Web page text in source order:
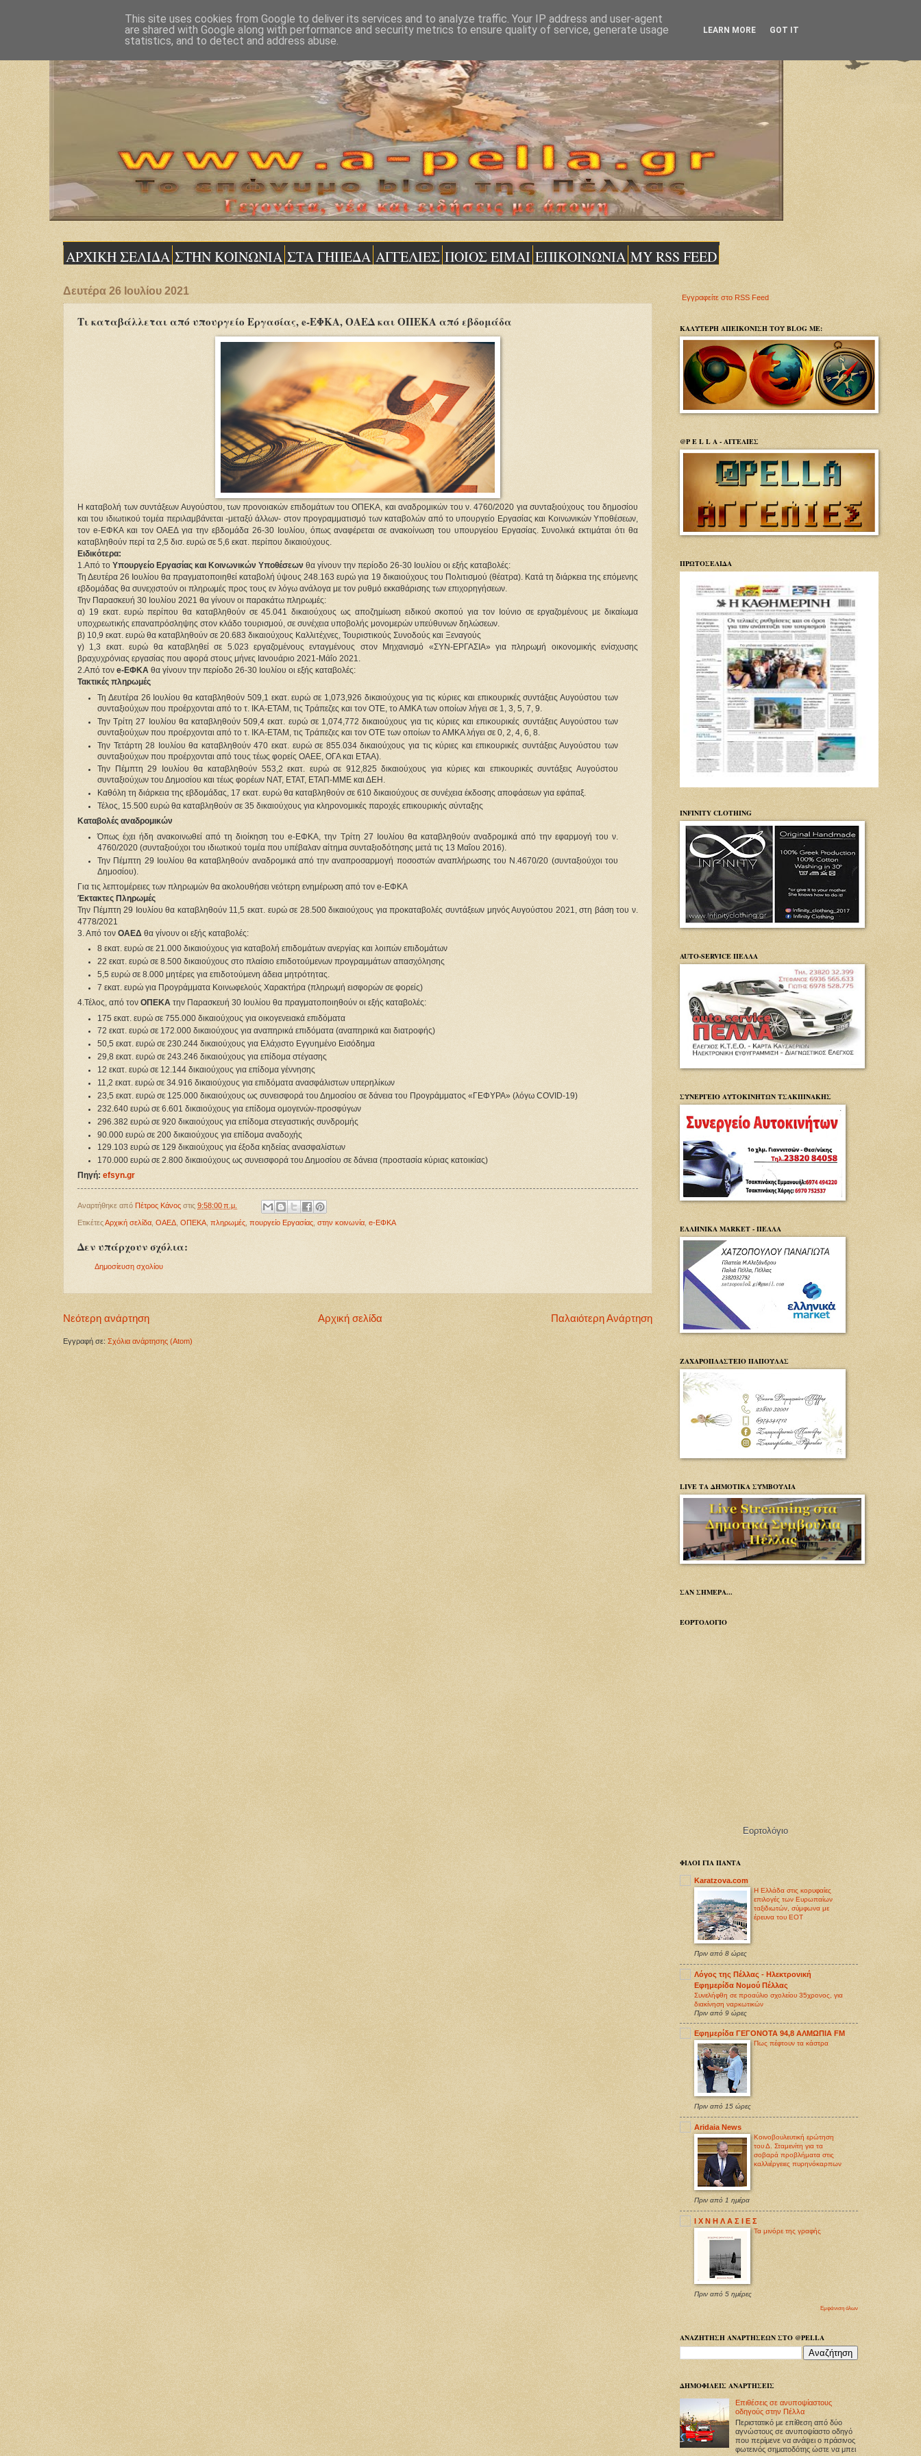
ΑΡΧΙΚΗ ΣΕΛΙΔΑ ΣΤΗΝ ΚΟΙΝΩΝΙΑ ΣΤΑ ΓΗΠΕΔΑ ΑΓΓΕΛΙΕΣ ΠΟΙΟΣ ΕΙΜΑΙ ΕΠΙΚΟΙΝΩΝΙΑ MY RSS FEED
Δευτέρα 26 Ιουλίου 2021
Τι καταβάλλεται από υπουργείο Εργασίας, e-ΕΦΚΑ, ΟΑΕΔ και ΟΠΕΚΑ από εβδομάδα
Η καταβολή των συντάξεων Αυγούστου, των προνοιακών επιδομάτων του ΟΠΕΚΑ, και αναδρομικών του ν. 4760/2020 για συνταξιούχους του δημοσίου
και του ιδιωτικού τομέα περιλαμβάνεται -μεταξύ άλλων- στον προγραμματισμό των καταβολών από το υπουργείο Εργασίας και Κοινωνικών Υποθέσεων,
τον e-ΕΦΚΑ και τον ΟΑΕΔ για την εβδομάδα 26-30 Ιουλίου, όπως αναφέρεται σε ανακοίνωση του υπουργείου Εργασίας. Συνολικά εκτιμάται ότι θα
καταβληθούν περί τα 2,5 δισ. ευρώ σε 5,6 εκατ. περίπου δικαιούχους.
Ειδικότερα:
1.Από το Υπουργείο Εργασίας και Κοινωνικών Υποθέσεων θα γίνουν την περίοδο 26-30 Ιουλίου οι εξής καταβολές:
Τη Δευτέρα 26 Ιουλίου θα πραγματοποιηθεί καταβολή ύψους 248.163 ευρώ για 19 δικαιούχους του Πολιτισμού (θέατρα). Κατά τη διάρκεια της επόμενης
εβδομάδας θα συνεχιστούν οι πληρωμές προς τους εν λόγω ανάλογα με τον ρυθμό εκκαθάρισης των επιχορηγήσεων.
Την Παρασκευή 30 Ιουλίου 2021 θα γίνουν οι παρακάτω πληρωμές:
α) 19 εκατ. ευρώ περίπου θα καταβληθούν σε 45.041 δικαιούχους ως αποζημίωση ειδικού σκοπού για τον Ιούνιο σε εργαζομένους με δικαίωμα
υποχρεωτικής επαναπρόσληψης στον κλάδο τουρισμού, σε συνέχεια υποβολής μονομερών υπεύθυνων δηλώσεων.
β) 10,9 εκατ. ευρώ θα καταβληθούν σε 20.683 δικαιούχους Καλλιτέχνες, Τουριστικούς Συνοδούς και Ξεναγούς
γ) 1,3 εκατ. ευρώ θα καταβληθεί σε 5.023 εργαζομένους ενταγμένους στον Μηχανισμό «ΣΥΝ-ΕΡΓΑΣΙΑ» για πληρωμή οικονομικής ενίσχυσης
βραχυχρόνιας εργασίας που αφορά στους μήνες Ιανουάριο 2021-Μάΐο 2021.
2.Από τον e-ΕΦΚΑ θα γίνουν την περίοδο 26-30 Ιουλίου οι εξής καταβολές:
Τακτικές πληρωμές
Τη Δευτέρα 26 Ιουλίου θα καταβληθούν 509,1 εκατ. ευρώ σε 1,073,926 δικαιούχους για τις κύριες και επικουρικές συντάξεις Αυγούστου των
συνταξιούχων που προέρχονται από το τ. ΙΚΑ-ΕΤΑΜ, τις Τράπεζες και τον ΟΤΕ, το ΑΜΚΑ των οποίων λήγει σε 1, 3, 5, 7, 9.
Την Τρίτη 27 Ιουλίου θα καταβληθούν 509,4 εκατ. ευρώ σε 1,074,772 δικαιούχους για τις κύριες και επικουρικές συντάξεις Αυγούστου των
συνταξιούχων που προέρχονται από το τ. ΙΚΑ-ΕΤΑΜ, τις Τράπεζες και τον ΟΤΕ των οποίων το ΑΜΚΑ λήγει σε 0, 2, 4, 6, 8.
Την Τετάρτη 28 Ιουλίου θα καταβληθούν 470 εκατ. ευρώ σε 855.034 δικαιούχους για τις κύριες και επικουρικές συντάξεις Αυγούστου των
συνταξιούχων που προέρχονται από τους τέως φορείς ΟΑΕΕ, ΟΓΑ και ΕΤΑΑ).
Την Πέμπτη 29 Ιουλίου θα καταβληθούν 553,2 εκατ. ευρώ σε 912,825 δικαιούχους για κύριες και επικουρικές συντάξεις Αυγούστου
συνταξιούχων του Δημοσίου και τέως φορέων ΝΑΤ, ΕΤΑΤ, ΕΤΑΠ-ΜΜΕ και ΔΕΗ.
Καθόλη τη διάρκεια της εβδομάδας, 17 εκατ. ευρώ θα καταβληθούν σε 610 δικαιούχους σε συνέχεια έκδοσης αποφάσεων για εφάπαξ.
Τέλος, 15.500 ευρώ θα καταβληθούν σε 35 δικαιούχους για κληρονομικές παροχές επικουρικής σύνταξης
Καταβολές αναδρομικών
Όπως έχει ήδη ανακοινωθεί από τη διοίκηση του e-ΕΦΚΑ, την Τρίτη 27 Ιουλίου θα καταβληθούν αναδρομικά από την εφαρμογή του ν.
4760/2020 (συνταξιούχοι του ιδιωτικού τομέα που υπέβαλαν αίτημα συνταξιοδότησης μετά τις 13 Μαΐου 2016).
Την Πέμπτη 29 Ιουλίου θα καταβληθούν αναδρομικά από την αναπροσαρμογή ποσοστών αναπλήρωσης του Ν.4670/20 (συνταξιούχοι του
Δημοσίου).
Για τις λεπτομέρειες των πληρωμών θα ακολουθήσει νεότερη ενημέρωση από τον e-ΕΦΚΑ
Έκτακτες Πληρωμές
Την Πέμπτη 29 Ιουλίου θα καταβληθούν 11,5 εκατ. ευρώ σε 28.500 δικαιούχους για προκαταβολές συντάξεων μηνός Αυγούστου 2021, στη βάση του ν.
4778/2021
3. Από τον ΟΑΕΔ θα γίνουν οι εξής καταβολές:
8 εκατ. ευρώ σε 21.000 δικαιούχους για καταβολή επιδομάτων ανεργίας και λοιπών επιδομάτων
22 εκατ. ευρώ σε 8.500 δικαιούχους στο πλαίσιο επιδοτούμενων προγραμμάτων απασχόλησης
5,5 ευρώ σε 8.000 μητέρες για επιδοτούμενη άδεια μητρότητας.
7 εκατ. ευρώ για Προγράμματα Κοινωφελούς Χαρακτήρα (πληρωμή εισφορών σε φορείς)
4.Τέλος, από τον ΟΠΕΚΑ την Παρασκευή 30 Ιουλίου θα πραγματοποιηθούν οι εξής καταβολές:
175 εκατ. ευρώ σε 755.000 δικαιούχους για οικογενειακά επιδόματα
72 εκατ. ευρώ σε 172.000 δικαιούχους για αναπηρικά επιδόματα (αναπηρικά και διατροφής)
50,5 εκατ. ευρώ σε 230.244 δικαιούχους για Ελάχιστο Εγγυημένο Εισόδημα
29,8 εκατ. ευρώ σε 243.246 δικαιούχους για επίδομα στέγασης
12 εκατ. ευρώ σε 12.144 δικαιούχους για επίδομα γέννησης
11,2 εκατ. ευρώ σε 34.916 δικαιούχους για επιδόματα ανασφάλιστων υπερηλίκων
23,5 εκατ. ευρώ σε 125.000 δικαιούχους ως συνεισφορά του Δημοσίου σε δάνεια του Προγράμματος «ΓΕΦΥΡΑ» (λόγω COVID-19)
232.640 ευρώ σε 6.601 δικαιούχους για επίδομα ομογενών-προσφύγων
296.382 ευρώ σε 920 δικαιούχους για επίδομα στεγαστικής συνδρομής
90.000 ευρώ σε 200 δικαιούχους για επίδομα αναδοχής
129.103 ευρώ σε 129 δικαιούχους για έξοδα κηδείας ανασφαλίστων
170.000 ευρώ σε 2.800 δικαιούχους ως συνεισφορά του Δημοσίου σε δάνεια (προστασία κύριας κατοικίας)
Πηγή: efsyn.gr
Αναρτήθηκε από Πέτρος Κάνος στις 9:58:00 π.μ.
ΕτικέτεςΑρχική σελίδα ΟΑΕΔ ΟΠΕΚΑ πληρωμές πουργείο Εργασίας στην κοινωνία e-ΕΦΚΑ
Δεν υπάρχουν σχόλια:
Δημοσίευση σχολίου
Νεότερη ανάρτηση Παλαιότερη Ανάρτηση
Αρχική σελίδα
Εγγραφή σε: Σχόλια ανάρτησης (Atom)
Εγγραφείτε στο RSS Feed
ΚΑΛΥΤΕΡΗ ΑΠΕΙΚΟΝΙΣΗ ΤΟΥ BLOG ΜΕ:
@P E L L A - ΑΓΓΕΛΙΕΣ
ΠΡΩΤΟΣΕΛΙΔΑ
INFINITY CLOTHING
AUTO-SERVICE ΠΕΛΛΑ
ΣΥΝΕΡΓΕΙΟ ΑΥΤΟΚΙΝΗΤΩΝ ΤΣΑΚΠΙΝΑΚΗΣ
ΕΛΛΗΝΙΚΑ MARKET - ΠΕΛΛΑ
ΖΑΧΑΡΟΠΛΑΣΤΕΙΟ ΠΑΠΟΥΛΑΣ
LIVE ΤΑ ΔΗΜΟΤΙΚΑ ΣΥΜΒΟΥΛΙΑ
ΣΑΝ ΣΗΜΕΡΑ...
ΕΟΡΤΟΛΟΓΙΟ
Εορτολόγιο
ΦΙΛΟΙ ΓΙΑ ΠΑΝΤΑ
Karatzova.com
Η Ελλάδα στις κορυφαίες
επιλογές των Ευρωπαίων
ταξιδιωτών, σύμφωνα με
έρευνα του ΕΟΤ
Πριν από 8 ώρες
Λόγος της Πέλλας - Ηλεκτρονική
Εφημερίδα Νομού Πέλλας
Συνελήφθη σε προαύλιο σχολείου 35χρονος, για
διακίνηση ναρκωτικών
Πριν από 9 ώρες
Εφημερίδα ΓΕΓΟΝΟΤΑ 94,8 ΑΛΜΩΠΙΑ FM
Πως πέφτουν τα κάστρα
Πριν από 15 ώρες
Aridaia News
Κοινοβουλευτική ερώτηση
του Δ. Σταμενίτη για τα
σοβαρά προβλήματα στις
καλλιέργειες πυρηνόκαρπων
Πριν από 1 ημέρα
Ι Χ Ν Η Λ Α Σ Ι Ε Σ
Τα μινόρε της γραφής
Πριν από 5 ημέρες
Εμφάνιση όλων
ΑΝΑΖΗΤΗΣΗ ΑΝΑΡΤΗΣΕΩΝ ΣΤΟ @PELLA
ΔΗΜΟΦΙΛΕΙΣ ΑΝΑΡΤΗΣΕΙΣ
Επιθέσεις σε ανυποψίαστους
οδηγούς στην Πέλλα
Περιστατικό με επίθεση από δύο
αγνώστους σε ανυποψίαστο οδηγό
που περίμενε να ανάψει ο πράσινος
φωτεινός σηματοδότης ώστε να μπει
This site uses cookies from Google to deliver its services and to analyze traffic. Your IP address and user-agent
are shared with Google along with performance and security metrics to ensure quality of service, generate usage
statistics, and to detect and address abuse.
LEARN MORE GOT IT